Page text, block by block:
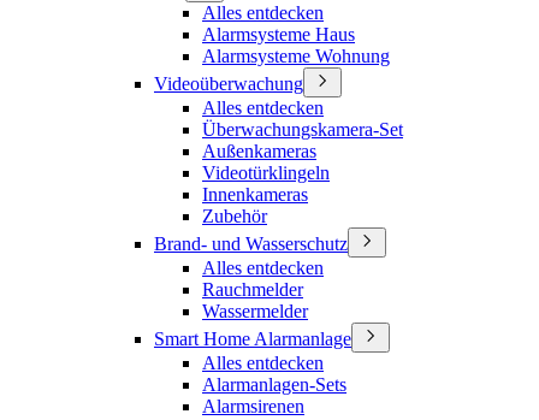
Alles entdecken
Alarmsysteme Haus
Alarmsysteme Wohnung
Videoüberwachung
Alles entdecken
Überwachungskamera-Set
Außenkameras
Videotürklingeln
Innenkameras
Zubehör
Brand- und Wasserschutz
Alles entdecken
Rauchmelder
Wassermelder
Smart Home Alarmanlage
Alles entdecken
Alarmanlagen-Sets
Alarmsirenen